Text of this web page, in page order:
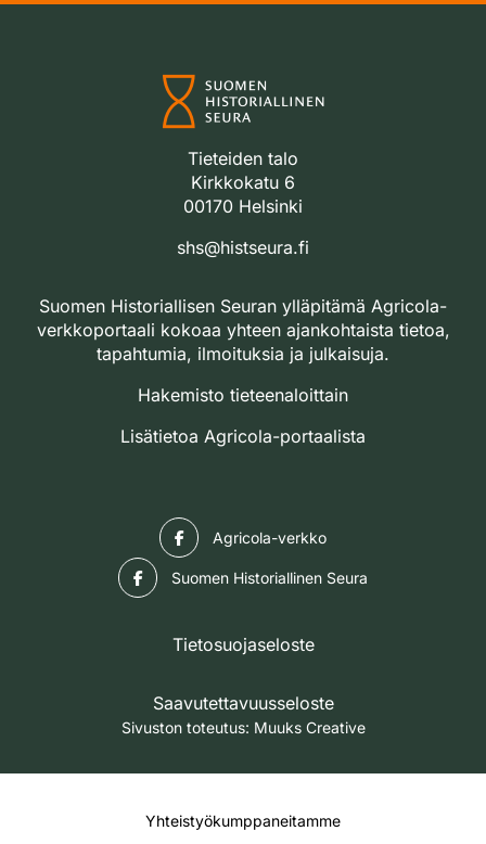
Tieteiden talo
Kirkkokatu 6
00170 Helsinki
shs@histseura.fi
Suomen Historiallisen Seuran ylläpitämä Agricola-
verkkoportaali kokoaa yhteen ajankohtaista tietoa,
tapahtumia, ilmoituksia ja julkaisuja.
Hakemisto tieteenaloittain
Lisätietoa Agricola-portaalista
Agricola-verkko
Suomen Historiallinen Seura
Tietosuojaseloste
Saavutettavuusseloste
Sivuston toteutus: Muuks Creative
Yhteistyökumppaneitamme